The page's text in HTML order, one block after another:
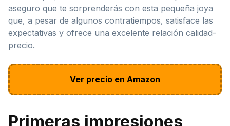
aseguro que te sorprenderás con esta pequeña joya
que, a pesar de algunos contratiempos, satisface las
expectativas y ofrece una excelente relación calidad-
precio.
Ver precio en Amazon
Primeras impresiones